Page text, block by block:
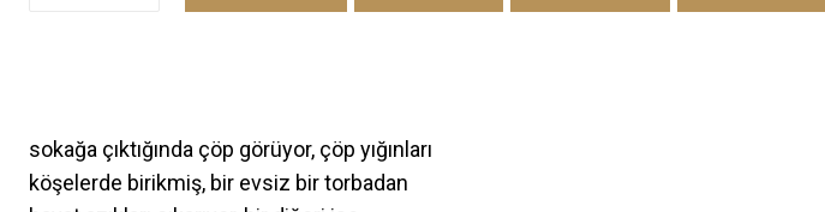
sokağa çıktığında çöp görüyor, çöp yığınları
köşelerde birikmiş, bir evsiz bir torbadan